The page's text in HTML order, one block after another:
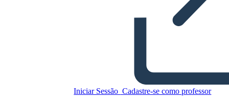
Iniciar Sessão Cadastre-se como professor